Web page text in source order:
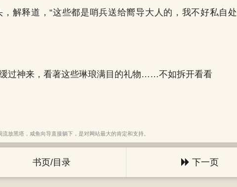
解释道，“这些都是哨兵送给嚮导大人的，我不好私自处
过神来，看著这些琳琅满目的礼物……不如拆开看看
流放黑塔，咸鱼向导直接躺下，是对网站最大的肯定和支持。
书页/目录 下一页